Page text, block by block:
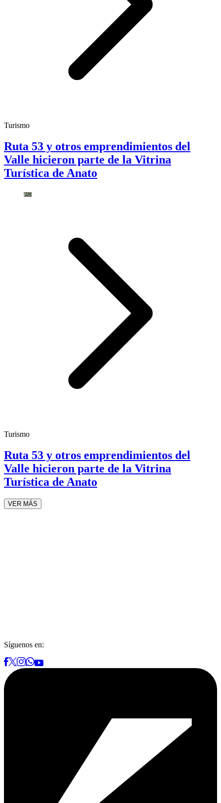
Turismo
Ruta 53 y otros emprendimientos del
Valle hicieron parte de la Vitrina
Turística de Anato
Turismo
Ruta 53 y otros emprendimientos del
Valle hicieron parte de la Vitrina
Turística de Anato
VER MÁS
Síguenos en: